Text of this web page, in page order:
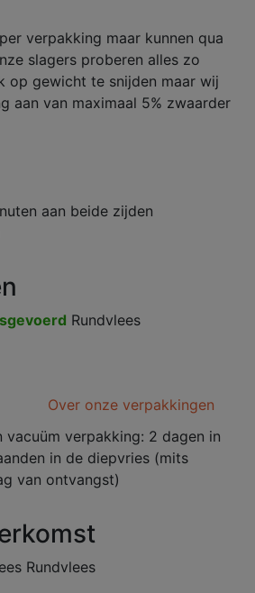
verpakking maar kunnen qua
slagers proberen alles zo
op gewicht te snijden maar wij
aan van maximaal 5% zwaarder
aan beide zijden
Rundvlees
Over onze verpakkingen
vacuüm verpakking: 2 dagen in
in de diepvries (mits
van ontvangst)
Rundvlees